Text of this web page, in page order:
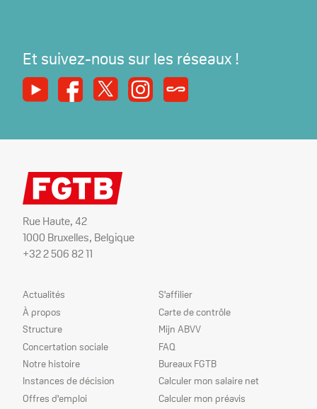
Et suivez-nous sur les réseaux !
Youtube Facebook
X InstagramSyndicats Magazine
Rue Haute, 42
1000 Bruxelles, Belgique
+32 2 506 82 11
Plan
du
site
Actualités
À propos
Structure
Concertation sociale
Notre histoire
Instances de décision
Offres d'emploi
Nos
services
S'affilier
Carte de contrôle
Mijn ABVV
FAQ
Bureaux FGTB
Calculer mon salaire net
Calculer mon préavis